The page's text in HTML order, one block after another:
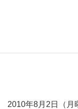
2010年8月2日（月